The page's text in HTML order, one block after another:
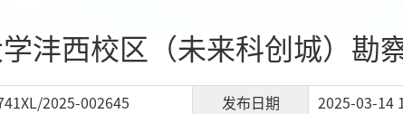
沣西校区（未来科创城）勘
2025-002645 发布日期 2025-03-14